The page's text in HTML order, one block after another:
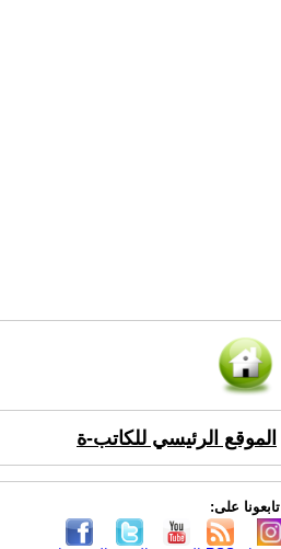
الموقع الرئيسي للكاتب-ة
تابعونا على: